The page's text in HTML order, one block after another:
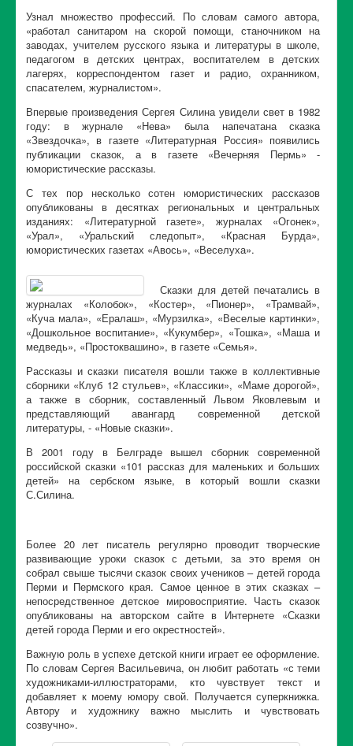
Узнал множество профессий. По словам самого автора,
«работал санитаром на скорой помощи, станочником на
заводах, учителем русского языка и литературы в школе,
педагогом в детских центрах, воспитателем в детских
лагерях, корреспондентом газет и радио, охранником,
спасателем, журналистом».
Впервые произведения Сергея Силина увидели свет в 1982
году: в журнале «Нева» была напечатана сказка
«Звездочка», в газете «Литературная Россия» появились
публикации сказок, а в газете «Вечерняя Пермь» -
юмористические рассказы.
С тех пор несколько сотен юмористических рассказов
опубликованы в десятках региональных и центральных
изданиях: «Литературной газете», журналах «Огонек»,
«Урал», «Уральский следопыт», «Красная Бурда»,
юмористических газетах «Авось», «Веселуха».
Сказки для детей печатались в
журналах «Колобок», «Костер», «Пионер», «Трамвай»,
«Куча мала», «Ералаш», «Мурзилка», «Веселые картинки»,
«Дошкольное воспитание», «Кукумбер», «Тошка», «Маша и
медведь», «Простоквашино», в газете «Семья».
Рассказы и сказки писателя вошли также в коллективные
сборники «Клуб 12 стульев», «Классики», «Маме дорогой»,
а также в сборник, составленный Львом Яковлевым и
представляющий авангард современной детской
литературы, - «Новые сказки».
В 2001 году в Белграде вышел сборник современной
российской сказки «101 рассказ для маленьких и больших
детей» на сербском языке, в который вошли сказки
С.Силина.
Более 20 лет писатель регулярно проводит творческие
развивающие уроки сказок с детьми, за это время он
собрал свыше тысячи сказок своих учеников – детей города
Перми и Пермского края. Самое ценное в этих сказках –
непосредственное детское мировосприятие. Часть сказок
опубликованы на авторском сайте в Интернете «Сказки
детей города Перми и его окрестностей».
Важную роль в успехе детской книги играет ее оформление.
По словам Сергея Васильевича, он любит работать «с теми
художниками-иллюстраторами, кто чувствует текст и
добавляет к моему юмору свой. Получается суперкнижка.
Автору и художнику важно мыслить и чувствовать
созвучно».